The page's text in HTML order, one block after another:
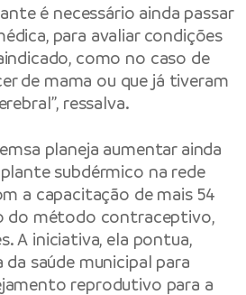
é necessário ainda passar
para avaliar condições
como no caso de
de mama ou que já tiveram
ressalva.
planeja aumentar ainda
subdérmico na rede
a capacitação de mais 54
do método contraceptivo,
A iniciativa, ela pontua,
saúde municipal para
reprodutivo para a